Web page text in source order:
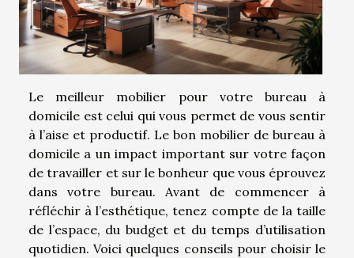
Le meilleur mobilier pour votre bureau à
domicile est celui qui vous permet de vous sentir
à l’aise et productif. Le bon mobilier de bureau à
domicile a un impact important sur votre façon
de travailler et sur le bonheur que vous éprouvez
dans votre bureau. Avant de commencer à
réfléchir à l’esthétique, tenez compte de la taille
de l’espace, du budget et du temps d’utilisation
quotidien. Voici quelques conseils pour choisir le